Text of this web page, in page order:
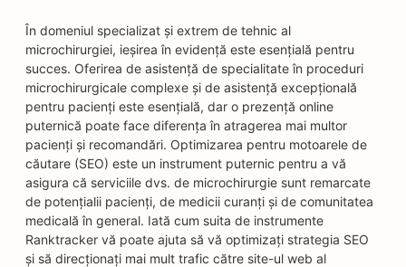
În domeniul specializat și extrem de tehnic al
microchirurgiei, ieșirea în evidență este esențială pentru
succes. Oferirea de asistență de specialitate în proceduri
microchirurgicale complexe și de asistență excepțională
pentru pacienți este esențială, dar o prezență online
puternică poate face diferența în atragerea mai multor
pacienți și recomandări. Optimizarea pentru motoarele de
căutare (SEO) este un instrument puternic pentru a vă
asigura că serviciile dvs. de microchirurgie sunt remarcate
de potențialii pacienți, de medicii curanți și de comunitatea
medicală în general. Iată cum suita de instrumente
Ranktracker vă poate ajuta să vă optimizați strategia SEO
și să direcționați mai mult trafic către site-ul web al